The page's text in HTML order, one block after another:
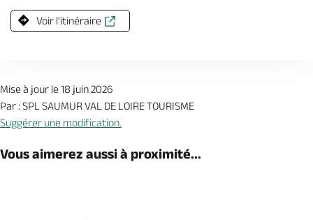
Voir l'itinéraire
Mise à jour le 18 juin 2026
Par : SPL SAUMUR VAL DE LOIRE TOURISME
Suggérer une modification.
Vous aimerez aussi à proximité...